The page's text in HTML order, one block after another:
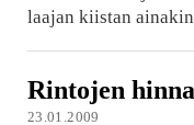
laajan kiistan
Rintojen
23.01.2009